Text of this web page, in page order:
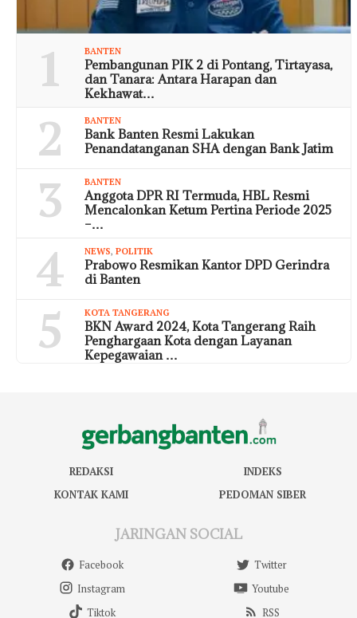
1 BANTEN
Pembangunan PIK 2 di Pontang, Tirtayasa,
dan Tanara: Antara Harapan dan
Kekhawat…
2 BANTEN
Bank Banten Resmi Lakukan
Penandatanganan SHA dengan Bank Jatim
3 BANTEN
Anggota DPR RI Termuda, HBL Resmi
Mencalonkan Ketum Pertina Periode 2025
–…
4 NEWS, POLITIK
Prabowo Resmikan Kantor DPD Gerindra
di Banten
5 KOTA TANGERANG
BKN Award 2024, Kota Tangerang Raih
Penghargaan Kota dengan Layanan
Kepegawaian …
REDAKSI
INDEKS
KONTAK KAMI
PEDOMAN SIBER
JARINGAN SOCIAL
Facebook
Twitter
Instagram
Youtube
Tiktok
RSS